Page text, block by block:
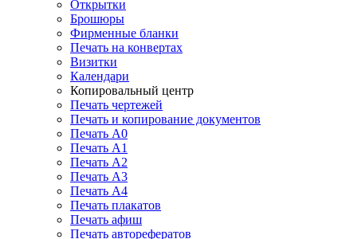
Открытки
Брошюры
Фирменные бланки
Печать на конвертах
Визитки
Календари
Копировальный центр
Печать чертежей
Печать и копирование документов
Печать А0
Печать А1
Печать А2
Печать А3
Печать А4
Печать плакатов
Печать афиш
Печать авторефератов